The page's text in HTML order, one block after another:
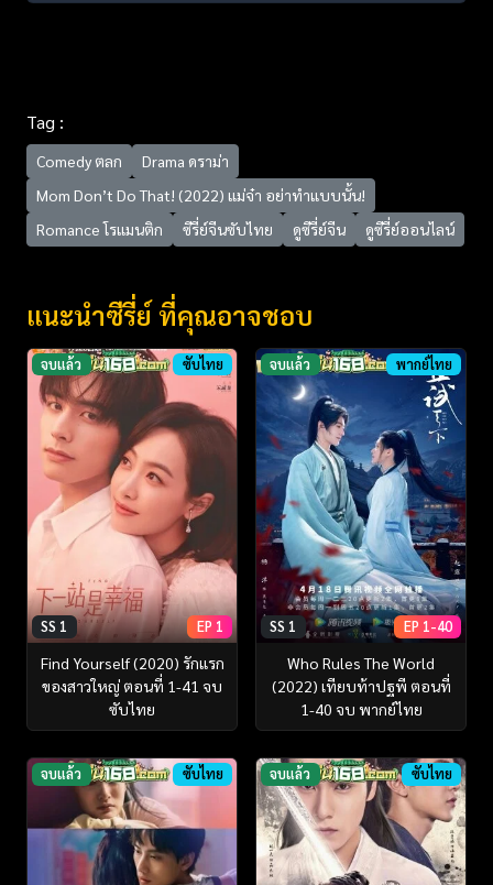
Tag :
Comedy ตลก
Drama ดราม่า
Mom Don’t Do That! (2022) แม่จ๋า อย่าทำแบบนั้น!
Romance โรแมนติก
ซีรี่ย์จีนซับไทย ดูซีรี่ย์จีน ดูซีรี่ย์ออนไลน์
แนะนำซีรี่ย์ ที่คุณอาจชอบ
จบแล้ว ซับไทย
SS 1 EP 1
Find Yourself (2020) รักแรก
ของสาวใหญ่ ตอนที่ 1-41 จบ
ซับไทย
จบแล้ว พากย์ไทย
SS 1 EP 1-40
Who Rules The World
(2022) เทียบท้าปฐพี ตอนที่
1-40 จบ พากย์ไทย
จบแล้ว ซับไทย จบแล้ว ซับไทย